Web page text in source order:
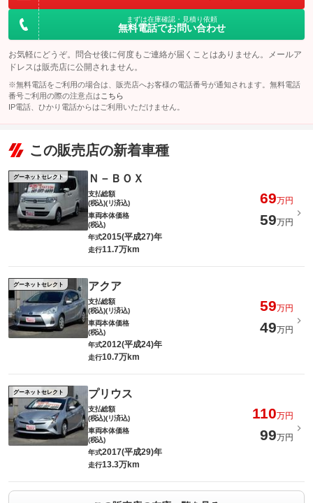
まずは在庫確認・見積り依頼
無料電話でお問い合わせ
お気軽にどうぞ。問合せ後に何度もご連絡が届くことはありません。メールア
ドレスは販売店に公開されません。
※無料電話をご利用の場合は、販売店へお客様の電話番号が通知されます。無料電話
番号ご利用の際の注意点は こちら
IP電話、ひかり電話からはご利用いただけません。
この販売店の新着車種
グーネットセレクト Ｎ－ＢＯＸ
支払総額
(税込)(リ済込)
69万円
車両本体価格
(税込)
59万円
年式2015(平成27)年
走行11.7万km
グーネットセレクト アクア
支払総額
(税込)(リ済込)
59万円
車両本体価格
(税込)
49万円
年式2012(平成24)年
走行10.7万km
グーネットセレクト プリウス
支払総額
(税込)(リ済込)
110万円
車両本体価格
(税込)
99万円
年式2017(平成29)年
走行13.3万km